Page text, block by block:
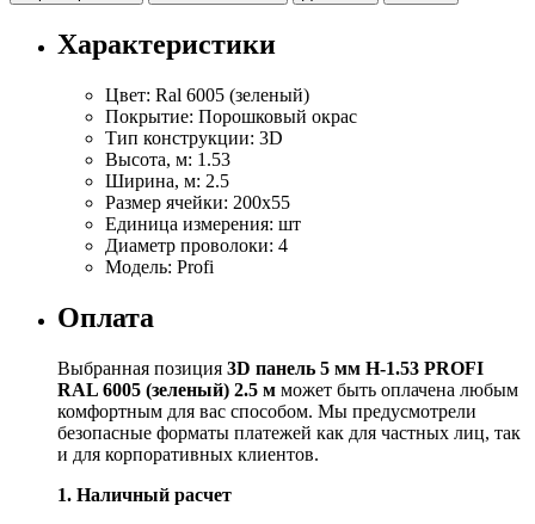
Характеристики
Цвет: Ral 6005 (зеленый)
Покрытие: Порошковый окрас
Тип конструкции: 3D
Высота, м: 1.53
Ширина, м: 2.5
Размер ячейки: 200х55
Единица измерения: шт
Диаметр проволоки: 4
Модель: Profi
Оплата
Выбранная позиция 3D панель 5 мм Н-1.53 PROFI
RAL 6005 (зеленый) 2.5 м может быть оплачена любым
комфортным для вас способом. Мы предусмотрели
безопасные форматы платежей как для частных лиц, так
и для корпоративных клиентов.
1. Наличный расчет